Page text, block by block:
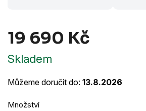
19 690 Kč
Skladem
Můžeme doručit do: 13.8.2026